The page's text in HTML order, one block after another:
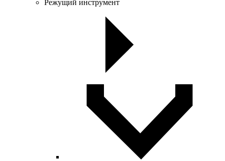
Режущий инструмент